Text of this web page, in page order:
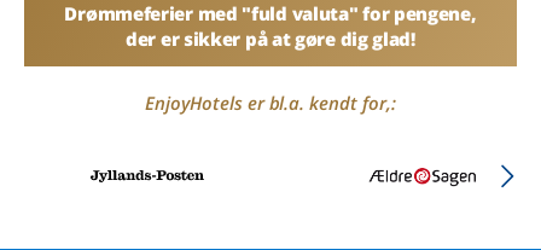
Drømmeferier med "fuld valuta" for pengene,
der er sikker på at gøre dig glad!
EnjoyHotels er bl.a. kendt for,: